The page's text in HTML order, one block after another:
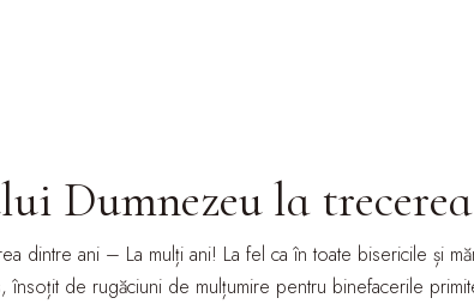
Dumnezeu la
dintre ani – La mulți ani! La fel ca în toate bisericile și
de rugăciuni de mulțumire pentru binefacerile